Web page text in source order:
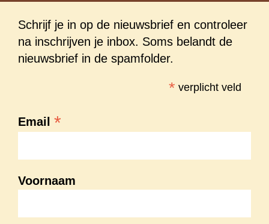
Schrijf je in op de nieuwsbrief en controleer
na inschrijven je inbox. Soms belandt de
nieuwsbrief in de spamfolder.
* verplicht veld
Email *
Voornaam